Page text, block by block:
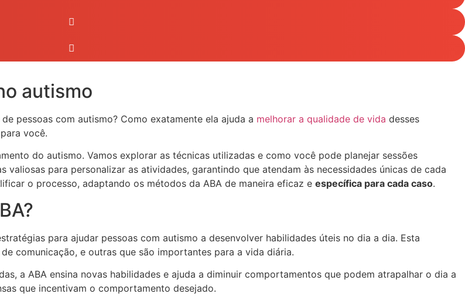
autismo
pessoas com autismo? Como exatamente ela ajuda a melhorar a qualidade de vida desses
você.
do autismo. Vamos explorar as técnicas utilizadas e como você pode planejar sessões
para personalizar as atividades, garantindo que atendam às necessidades únicas de cada
o processo, adaptando os métodos da ABA de maneira eficaz e específica para cada caso.
para ajudar pessoas com autismo a desenvolver habilidades úteis no dia a dia. Esta
comunicação, e outras que são importantes para a vida diária.
a ABA ensina novas habilidades e ajuda a diminuir comportamentos que podem atrapalhar o dia a
que incentivam o comportamento desejado.